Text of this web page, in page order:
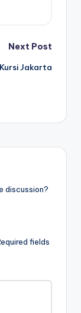
Next Post
Jakarta
discussion?
fields